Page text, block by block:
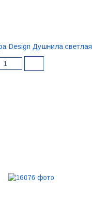
Design Душнила светлая